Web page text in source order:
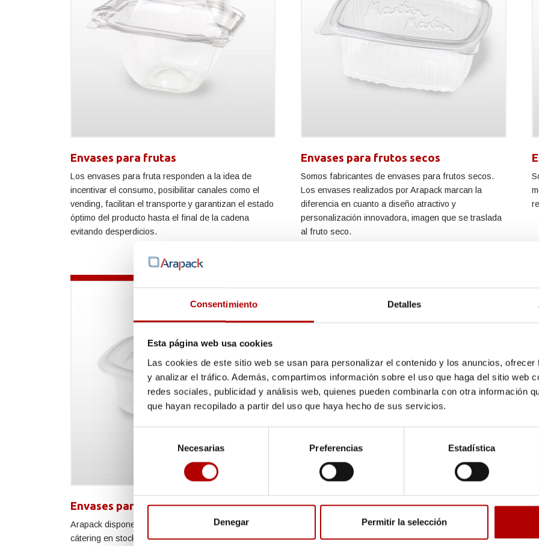
Consentimiento Detalles
Esta página web usa cookies
Las cookies de este sitio web se usan para personalizar el contenido y los anuncios,
y analizar el tráfico. Además, compartimos información sobre el uso que haga del sitio web
redes sociales, publicidad y análisis web, quienes pueden combinarla con otra información
que hayan recopilado a partir del uso que haya hecho de sus servicios.
consentimiento
Necesarias Preferencias Estadística
Denegar Permitir la selección
Envases para frutas
Los envases para fruta responden a la idea de
incentivar el consumo, posibilitar canales como el
vending, facilitan el transporte y garantizan el estado
óptimo del producto hasta el final de la cadena
evitando desperdicios.
Envases para frutos secos
Somos fabricantes de envases para frutos secos.
Los envases realizados por Arapack marcan la
diferencia en cuanto a diseño atractivo y
personalización innovadora, imagen que se traslada
al fruto seco.
Envases para cátering
Arapack dispone de un catálogo de envases para
cátering en stock, que van desde tan solo 150 cc.
Envases de comida para llevar
Dado que hoy en día los horarios de trabajo y la
forma de vida impiden a muchas personas tener